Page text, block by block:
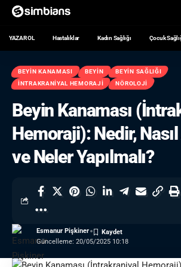
YAZAR OL Hastalıklar Kadın Sağlığı Çocuk
BEYIN KANAMASI BEYIN
BEYIN SAĞLIĞI
İNTRAKRANIYAL HEMORAJI
NÖROLOJI
Beyin Kanaması
Hemoraji): Nedir, Nasıl
ve Neler Yapılmalı?
Güncelleme: 20/05/2025 10:18
Esmanur Pişkiner